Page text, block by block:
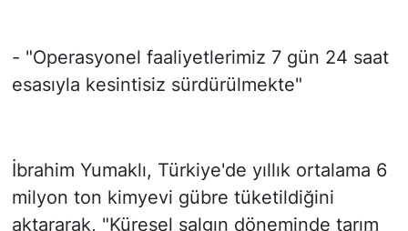
- "Operasyonel faaliyetlerimiz 7 gün 24 saat
esasıyla kesintisiz sürdürülmekte"
İbrahim Yumaklı, Türkiye'de yıllık ortalama 6
milyon ton kimyevi gübre tüketildiğini
aktararak, "Küresel salgın döneminde tarım